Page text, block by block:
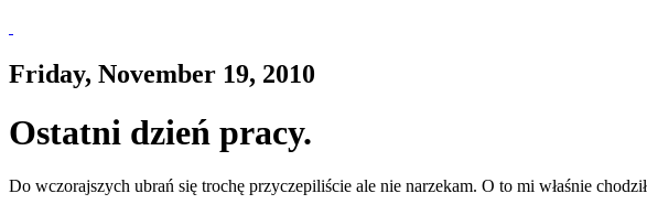
Friday, November 19, 2010
Ostatni dzień pracy.
Do wczorajszych ubrań się trochę przyczepiliście ale nie narzekam. O to mi właśnie